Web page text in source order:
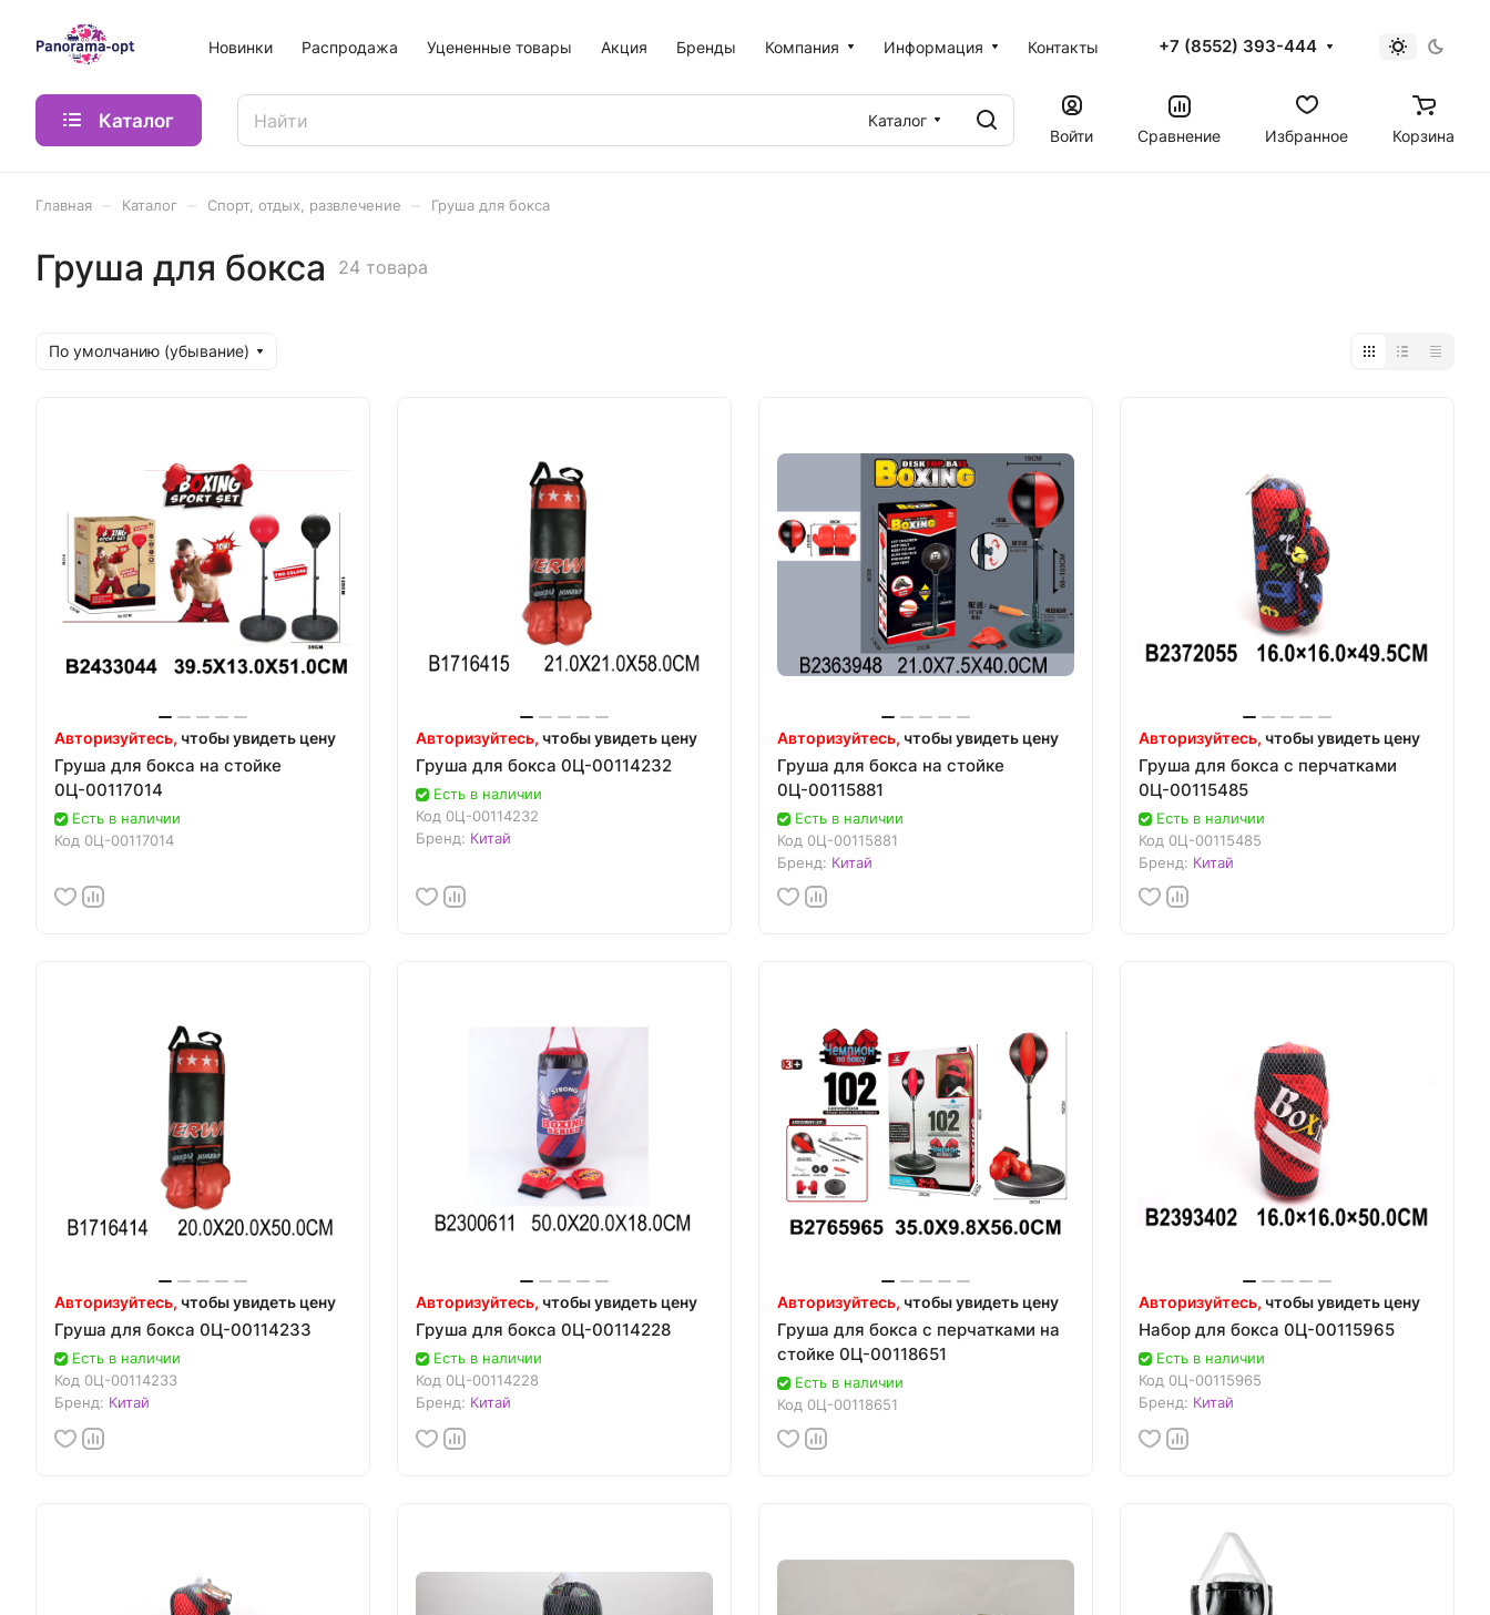
Новинки Распродажа Уцененные товары Акция Бренды Компания Информация Контакты +7 (8552) 393-444
Каталог
Каталог
Войти
Сравнение Избранное Корзина
Главная Каталог Спорт, отдых, развлечение Груша для бокса
Груша для бокса 24 товара
По умолчанию (убывание)
Авторизуйтесь, чтобы увидеть цену
Груша для бокса на стойке
0Ц-00117014
Есть в наличии
Код 0Ц-00117014
Авторизуйтесь, чтобы увидеть цену
Груша для бокса 0Ц-00114232
Есть в наличии
Код 0Ц-00114232
Бренд: Китай
Авторизуйтесь, чтобы увидеть цену
Груша для бокса на стойке
0Ц-00115881
Есть в наличии
Код 0Ц-00115881
Бренд: Китай
Авторизуйтесь, чтобы увидеть цену
Груша для бокса с перчатками
0Ц-00115485
Есть в наличии
Код 0Ц-00115485
Бренд: Китай
Авторизуйтесь, чтобы увидеть цену
Груша для бокса 0Ц-00114233
Есть в наличии
Код 0Ц-00114233
Бренд: Китай
Авторизуйтесь, чтобы увидеть цену
Груша для бокса 0Ц-00114228
Есть в наличии
Код 0Ц-00114228
Бренд: Китай
Авторизуйтесь, чтобы увидеть цену
Груша для бокса с перчатками на
стойке 0Ц-00118651
Есть в наличии
Код 0Ц-00118651
Авторизуйтесь, чтобы увидеть цену
Набор для бокса 0Ц-00115965
Есть в наличии
Код 0Ц-00115965
Бренд: Китай